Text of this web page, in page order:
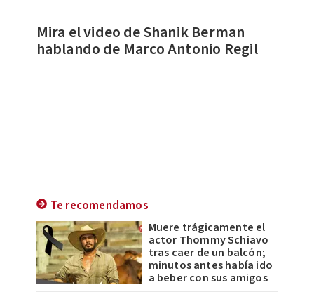
Mira el video de Shanik Berman
hablando de Marco Antonio Regil
Te recomendamos
Muere trágicamente el
actor Thommy Schiavo
tras caer de un balcón;
minutos antes había ido
a beber con sus amigos